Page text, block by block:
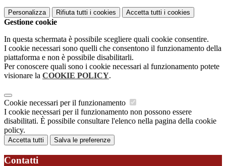
Personalizza Rifiuta tutti i cookies Accetta tutti i cookies
Gestione cookie
In questa schermata è possibile scegliere quali cookie consentire.
I cookie necessari sono quelli che consentono il funzionamento della
piattaforma e non è possibile disabilitarli.
Per conoscere quali sono i cookie necessari al funzionamento potete
visionare la COOKIE POLICY.
Cookie necessari per il funzionamento
I cookie necessari per il funzionamento non possono essere
disabilitati. È possibile consultare l'elenco nella pagina della cookie
policy.
Accetta tutti Salva le preferenze
Contatti